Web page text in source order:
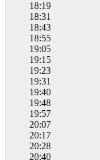
18:19
18:31
18:43
18:55
19:05
19:15
19:23
19:31
19:40
19:48
19:57
20:07
20:17
20:28
20:40